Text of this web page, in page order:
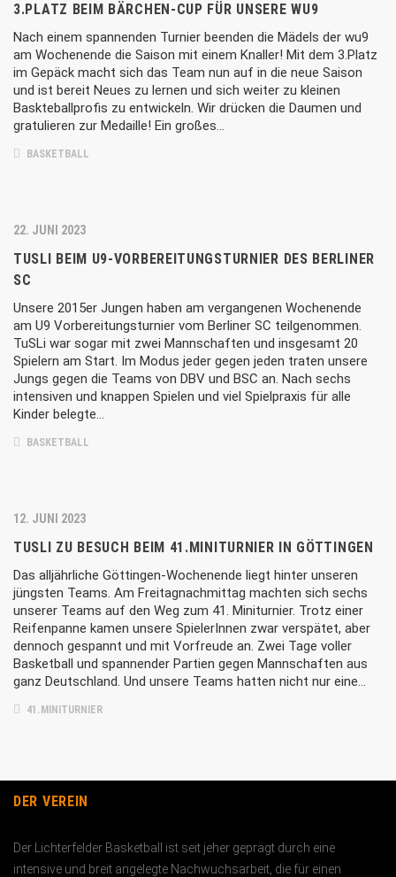
3.PLATZ BEIM BÄRCHEN-CUP FÜR UNSERE WU9
Nach einem spannenden Turnier beenden die Mädels der wu9
am Wochenende die Saison mit einem Knaller! Mit dem 3.Platz
im Gepäck macht sich das Team nun auf in die neue Saison
und ist bereit Neues zu lernen und sich weiter zu kleinen
Baskteballprofis zu entwickeln. Wir drücken die Daumen und
gratulieren zur Medaille! Ein großes…
BASKETBALL
22. JUNI 2023
TUSLI BEIM U9-VORBEREITUNGSTURNIER DES BERLINER
SC
Unsere 2015er Jungen haben am vergangenen Wochenende
am U9 Vorbereitungsturnier vom Berliner SC teilgenommen.
TuSLi war sogar mit zwei Mannschaften und insgesamt 20
Spielern am Start. Im Modus jeder gegen jeden traten unsere
Jungs gegen die Teams von DBV und BSC an. Nach sechs
intensiven und knappen Spielen und viel Spielpraxis für alle
Kinder belegte…
BASKETBALL
12. JUNI 2023
TUSLI ZU BESUCH BEIM 41.MINITURNIER IN GÖTTINGEN
Das alljährliche Göttingen-Wochenende liegt hinter unseren
jüngsten Teams. Am Freitagnachmittag machten sich sechs
unserer Teams auf den Weg zum 41. Miniturnier. Trotz einer
Reifenpanne kamen unsere SpielerInnen zwar verspätet, aber
dennoch gespannt und mit Vorfreude an. Zwei Tage voller
Basketball und spannender Partien gegen Mannschaften aus
ganz Deutschland. Und unsere Teams hatten nicht nur eine…
41.MINITURNIER
DER VEREIN
Der Lichterfelder Basketball ist seit jeher geprägt durch eine
intensive und breit angelegte Nachwuchs­arbeit, die für einen